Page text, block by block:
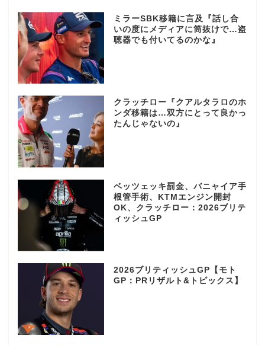
ミラーSBK移籍に言及『話し合
いの度にメディアに筒抜けで…盗
聴器でも付いてるのかな』
クラッチロー『クアルタラロのホ
ンダ移籍は…双方にとって良かっ
たんじゃないの』
ベッツェッキ罰金、バニャイア手
根管手術、KTMエンジン開封
OK、クラッチロー：2026ブリテ
ィッシュGP
2026ブリティッシュGP【モト
GP：PRリザルト&トピックス】